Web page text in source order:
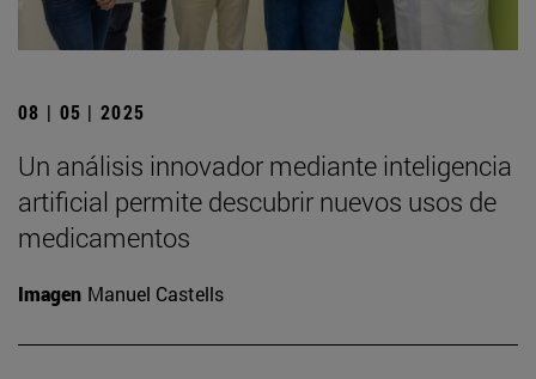
08 | 05 | 2025
Un análisis innovador mediante inteligencia
artificial permite descubrir nuevos usos de
medicamentos
Imagen Manuel Castells